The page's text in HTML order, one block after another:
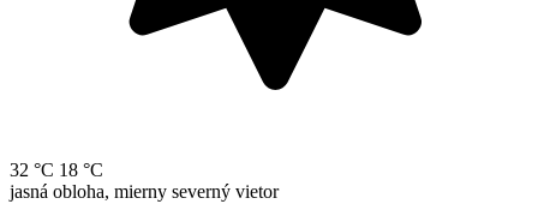
32 °C 18 °C
jasná obloha, mierny severný vietor